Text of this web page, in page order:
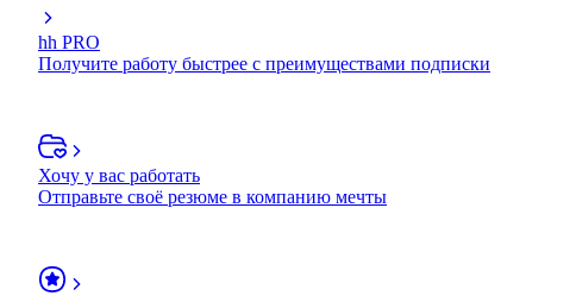
hh PRO
Получите работу быстрее с преимуществами подписки
Хочу у вас работать
Отправьте своё резюме в компанию мечты